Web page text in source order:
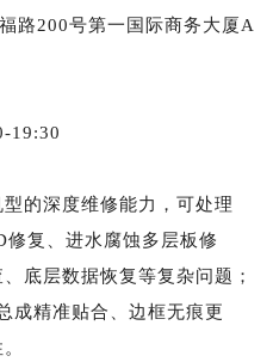
路200号第一国际商务大厦A
19:30
的深度维修能力，可处理
复、进水腐蚀多层板修
底层数据恢复等复杂问题；
成精准贴合、边框无痕更